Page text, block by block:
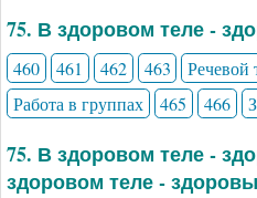
75. В здоровом теле -
460 461 462 463 Речевой
Работа в группах
465 466
75. В здоровом теле -
здоровом теле -